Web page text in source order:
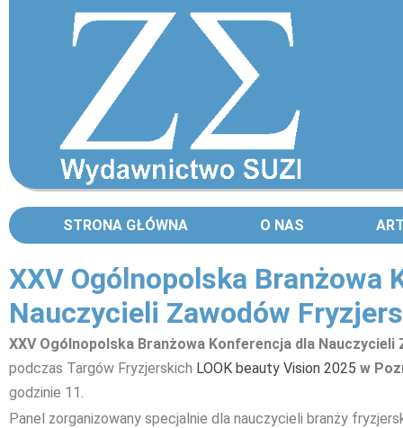
STRONA GŁÓWNA O NAS
XXV Ogólnopolska Branżowa
Nauczycieli Zawodów
XXV Ogólnopolska Branżowa Konferencja dla
podczas Targów Fryzjerskich LOOK beauty Vision 2025 w
godzinie 11.
Panel zorganizowany specjalnie dla nauczycieli branży